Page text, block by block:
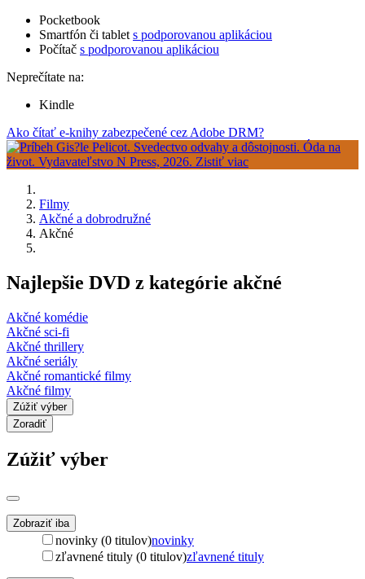
Pocketbook
Smartfón či tablet s podporovanou aplikáciou
Počítač s podporovanou aplikáciou
Neprečítate na:
Kindle
Ako čítať e-knihy zabezpečené cez Adobe DRM?
Filmy
Akčné a dobrodružné
Akčné
Najlepšie DVD z kategórie akčné
Akčné komédie
Akčné sci-fi
Akčné thrillery
Akčné seriály
Akčné romantické filmy
Akčné filmy
Zúžiť výber
Zoradiť
Zúžiť výber
Zobraziť iba
novinky (0 titulov)novinky
zľavnené tituly (0 titulov)zľavnené tituly